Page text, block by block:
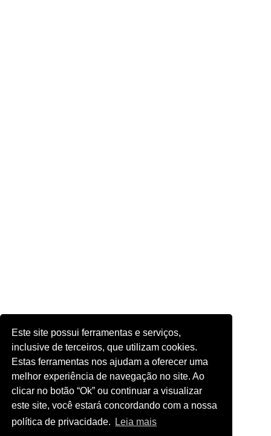
Este site possui ferramentas e serviços,
inclusive de terceiros, que utilizam cookies.
Estas ferramentas nos ajudam a oferecer uma
melhor experiência de navegação no site. Ao
clicar no botão “Ok” ou continuar a visualizar
este site, você estará concordando com a nossa
política de privacidade.
Leia mais